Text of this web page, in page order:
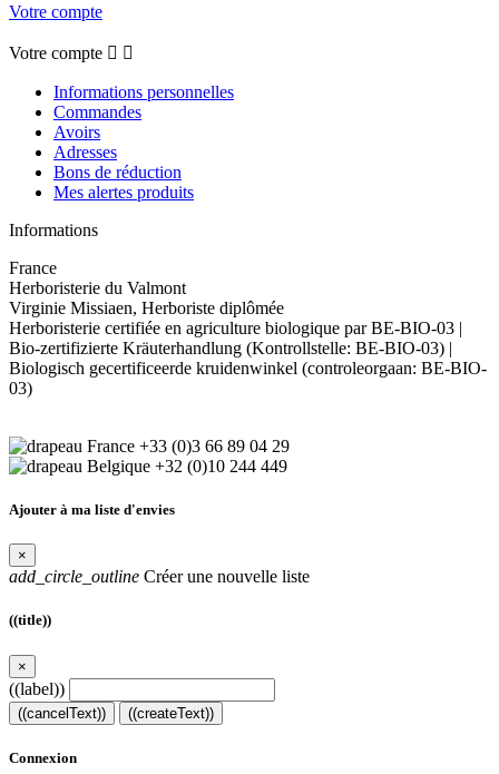
Votre compte
Votre compte  
Informations personnelles
Commandes
Avoirs
Adresses
Bons de réduction
Mes alertes produits
Informations
France
Herboristerie du Valmont
Virginie Missiaen, Herboriste diplômée
Herboristerie certifiée en agriculture biologique par BE-BIO-03 |
Bio-zertifizierte Kräuterhandlung (Kontrollstelle: BE-BIO-03) |
Biologisch gecertificeerde kruidenwinkel (controleorgaan: BE-BIO-
03)
+33 (0)3 66 89 04 29
+32 (0)10 244 449
Ajouter à ma liste d'envies
×
add_circle_outline Créer une nouvelle liste
((title))
×
((label))
((cancelText)) ((createText))
Connexion